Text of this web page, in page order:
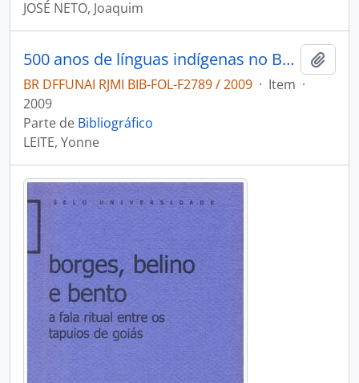
JOSÉ NETO, Joaquim
500 anos de línguas indígenas no Brasil
BR DFFUNAI RJMI BIB-FOL-F2789 / 2009 · Item ·
2009
Parte de Bibliográfico
LEITE, Yonne